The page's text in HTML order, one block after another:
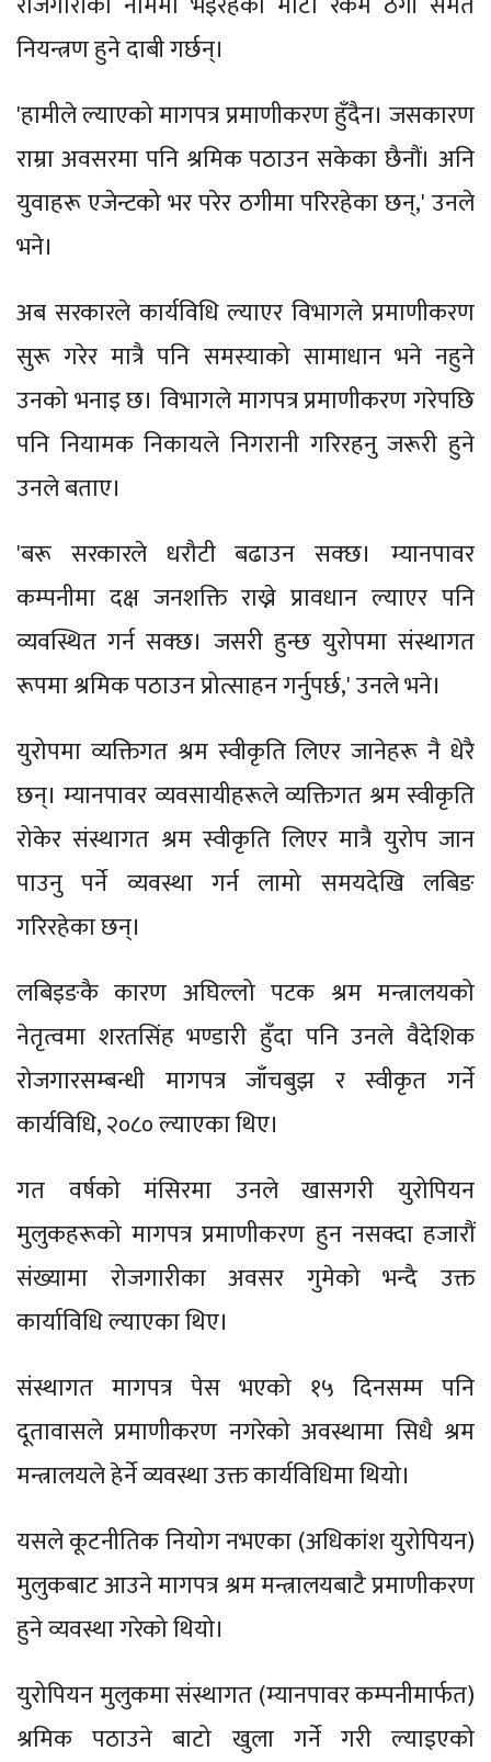
नियन्त्रण हुने दाबी गर्छन्।
'हामीले ल्याएको मागपत्र प्रमाणीकरण हुँदैन। जसकारण
राम्रा अवसरमा पनि श्रमिक पठाउन सकेका छैनौं। अनि
युवाहरू एजेन्टको भर परेर ठगीमा परिरहेका छन्,' उनले
भने।
अब सरकारले कार्यविधि ल्याएर विभागले प्रमाणीकरण
सुरू गरेर मात्रै पनि समस्याको सामाधान भने नहुने
उनको भनाइ छ। विभागले मागपत्र प्रमाणीकरण गरेपछि
पनि नियामक निकायले निगरानी गरिरहनु जरूरी हुने
उनले बताए।
'बरू सरकारले धरौटी बढाउन सक्छ। म्यानपावर
कम्पनीमा दक्ष जनशक्ति राख्ने प्रावधान ल्याएर पनि
व्यवस्थित गर्न सक्छ। जसरी हुन्छ युरोपमा संस्थागत
रूपमा श्रमिक पठाउन प्रोत्साहन गर्नुपर्छ,' उनले भने।
युरोपमा व्यक्तिगत श्रम स्वीकृति लिएर जानेहरू नै धेरै
छन्। म्यानपावर व्यवसायीहरूले व्यक्तिगत श्रम स्वीकृति
रोकेर संस्थागत श्रम स्वीकृति लिएर मात्रै युरोप जान
पाउनु पर्ने व्यवस्था गर्न लामो समयदेखि लबिङ
गरिरहेका छन्।
लबिइङकै कारण अघिल्लो पटक श्रम मन्त्रालयको
नेतृत्वमा शरतसिंह भण्डारी हुँदा पनि उनले वैदेशिक
रोजगारसम्बन्धी मागपत्र जाँचबुझ र स्वीकृत गर्ने
कार्यविधि, २०८० ल्याएका थिए।
गत वर्षको मंसिरमा उनले खासगरी युरोपियन
मुलुकहरूको मागपत्र प्रमाणीकरण हुन नसक्दा हजारौं
संख्यामा रोजगारीका अवसर गुमेको भन्दै उक्त
कार्याविधि ल्याएका थिए।
संस्थागत मागपत्र पेस भएको १५ दिनसम्म पनि
दूतावासले प्रमाणीकरण नगरेको अवस्थामा सिधै श्रम
मन्त्रालयले हेर्ने व्यवस्था उक्त कार्यविधिमा थियो।
यसले कूटनीतिक नियोग नभएका (अधिकांश युरोपियन)
मुलुकबाट आउने मागपत्र श्रम मन्त्रालयबाटै प्रमाणीकरण
हुने व्यवस्था गरेको थियो।
युरोपियन मुलुकमा संस्थागत (म्यानपावर कम्पनीमार्फत)
श्रमिक पठाउने बाटो खुला गर्ने गरी ल्याइएको